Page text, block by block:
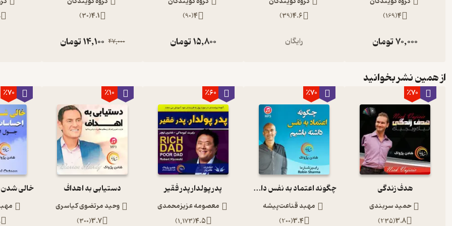
4
(
169
)
70,000تومان
4.6
(
39
)
رایگان
4
(
90
)
15,800تومان
4.1
(
30
)
47,000
14,100تومان
از همین نشر بخوانید
٪70
هدف زندگی
حمید سربندی
3.8
(
235
)
٪70
چگونه اعتماد به نفس داشته باشیم ؟
مهبد قناعت‌پیشه
3.4
(
200
)
٪60
پدر پولدار پدر فقیر
معصومه عزیزمحمدی
4.5
(
1,173
)
٪10
دستیابی به اهداف
وحید مرتضوی کیاسری
3.7
(
300
)
٪70